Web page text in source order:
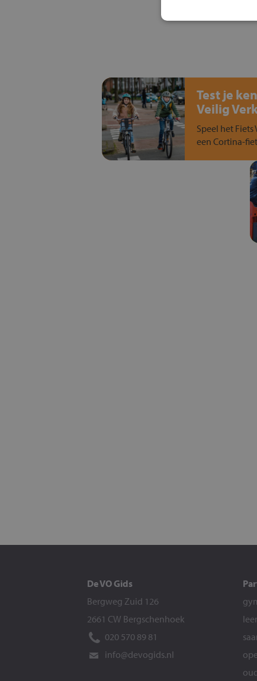
Test je
Veilig
Speel het Fiets
een Cortina-
De VO Gids
Bergweg Zuid 126
2661 CW Bergschenhoek
020 570 89 81
info@devogids.nl